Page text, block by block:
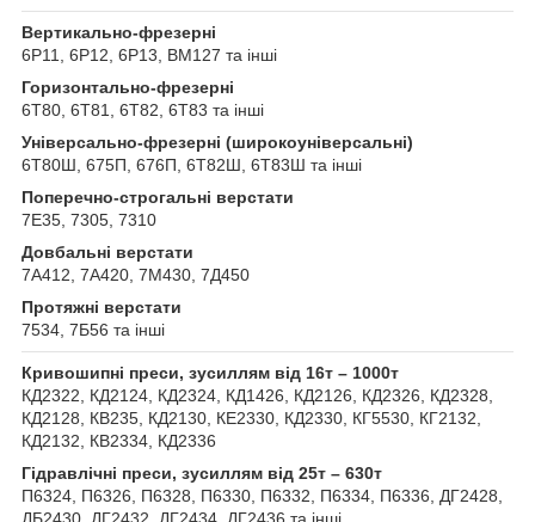
Вертикально-фрезерні
6Р11, 6Р12, 6Р13, ВМ127 та інші
Горизонтально-фрезерні
6Т80, 6Т81, 6Т82, 6Т83 та інші
Універсально-фрезерні (широкоуніверсальні)
6Т80Ш, 675П, 676П, 6Т82Ш, 6Т83Ш та інші
Поперечно-строгальні верстати
7Е35, 7305, 7310
Довбальні верстати
7А412, 7А420, 7М430, 7Д450
Протяжні верстати
7534, 7Б56 та інші
Кривошипні преси, зусиллям від 16т – 1000т
КД2322, КД2124, КД2324, КД1426, КД2126, КД2326, КД2328,
КД2128, КВ235, КД2130, КЕ2330, КД2330, КГ5530, КГ2132,
КД2132, КВ2334, КД2336
Гідравлічні преси, зусиллям від 25т – 630т
П6324, П6326, П6328, П6330, П6332, П6334, П6336, ДГ2428,
ДБ2430, ДГ2432, ДГ2434, ДГ2436 та інші